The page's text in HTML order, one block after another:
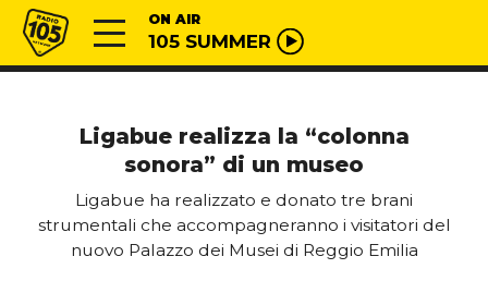
Vai al contenuto
Radio 105 ON AIR
105 SUMMER
Ligabue realizza la “colonna
sonora” di un museo
Ligabue ha realizzato e donato tre brani
strumentali che accompagneranno i visitatori del
nuovo Palazzo dei Musei di Reggio Emilia